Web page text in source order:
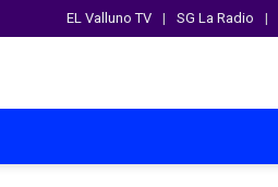
EL Valluno TV SG La Radio